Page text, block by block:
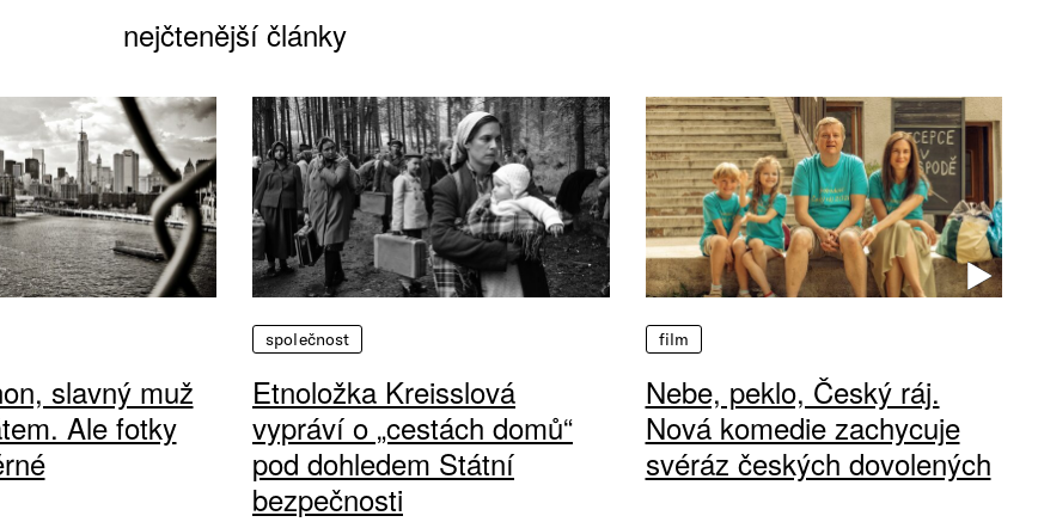
nejčtenější články
slavný muž
Ale fotky
společnost
Etnoložka Kreisslová
vypráví o „cestách domů“
pod dohledem Státní
bezpečnosti
film
Nebe, peklo, Český ráj.
Nová komedie zachycuje
svéráz českých dovolených